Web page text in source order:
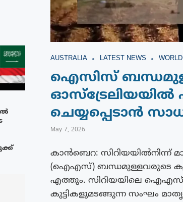
AUSTRALIA LATEST NEWS WORLD
ഐസിസ്
ഓസ്‌ട്രേലിയയിൽ
ചെയ്യപ്പെടാൻ
May 7, 2026
കാൻബെറ: സിറിയയിൽനിന്ന്
(ഐഎസ്) ബന്ധമുള്ളവരുടെ
എത്തും. സിറിയയിലെ ഐഎസ്
കുട്ടികളുമടങ്ങുന്ന സംഘം